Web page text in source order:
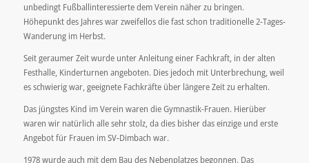
unbedingt Fußballinteressierte dem Verein näher zu bringen.
Höhepunkt des Jahres war zweifellos die fast schon traditionelle 2-Tages-
Wanderung im Herbst.
Seit geraumer Zeit wurde unter Anleitung einer Fachkraft, in der alten
Festhalle, Kinderturnen angeboten. Dies jedoch mit Unterbrechung, weil
es schwierig war, geeignete Fachkräfte über längere Zeit zu erhalten.
Das jüngstes Kind im Verein waren die Gymnastik-Frauen. Hierüber
waren wir natürlich alle sehr stolz, da dies bisher das einzige und erste
Angebot für Frauen im SV-Dimbach war.
1978 wurde auch mit dem Bau des Nebenplatzes begonnen. Das